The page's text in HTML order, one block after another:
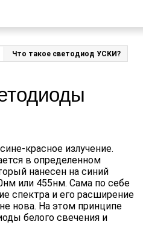
Что такое светодиод УСКИ?
красное излучение.
в определенном
нанесен на синий
или 455нм. Сама по себе
спектра и его расширение
нова. На этом принципе
белого свечения и